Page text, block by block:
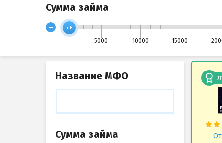
Сумма займа
-
5000 10000 15000
Название МФО
Сумма займа